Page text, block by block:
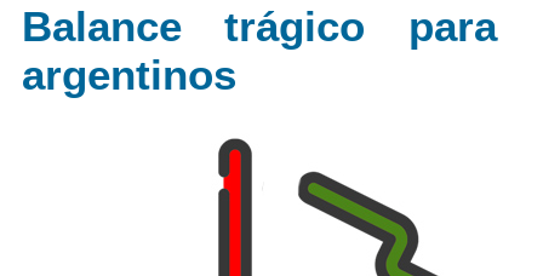
Balance trágico para
argentinos